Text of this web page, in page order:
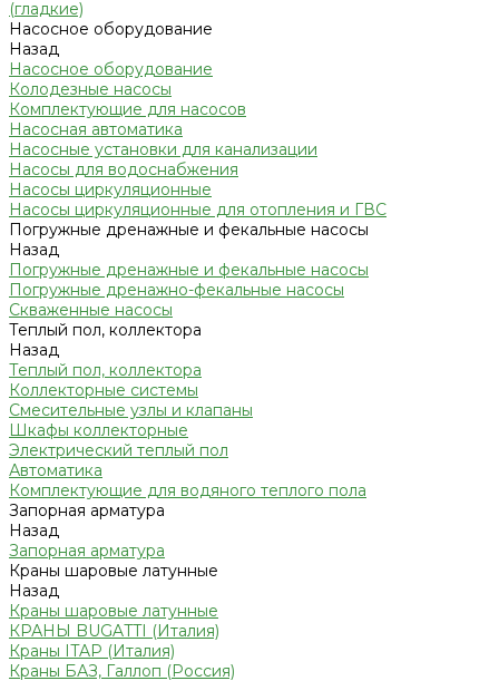
(гладкие)
Насосное оборудование
Назад
Насосное оборудование
Колодезные насосы
Комплектующие для насосов
Насосная автоматика
Насосные установки для канализации
Насосы для водоснабжения
Насосы циркуляционные
Насосы циркуляционные для отопления и ГВС
Погружные дренажные и фекальные насосы
Назад
Погружные дренажные и фекальные насосы
Погружные дренажно-фекальные насосы
Скваженные насосы
Теплый пол, коллектора
Назад
Теплый пол, коллектора
Коллекторные системы
Смесительные узлы и клапаны
Шкафы коллекторные
Электрический теплый пол
Автоматика
Комплектующие для водяного теплого пола
Запорная арматура
Назад
Запорная арматура
Краны шаровые латунные
Назад
Краны шаровые латунные
КРАНЫ BUGATTI (Италия)
Краны ITAP (Италия)
Краны БАЗ, Галлоп (Россия)